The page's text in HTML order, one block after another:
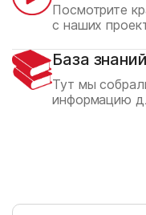
Посмотрите
с наших
База знаний
Тут мы
информацию